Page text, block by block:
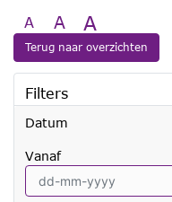
A A A
Terug naar overzichten
Filters
Datum
vanaf